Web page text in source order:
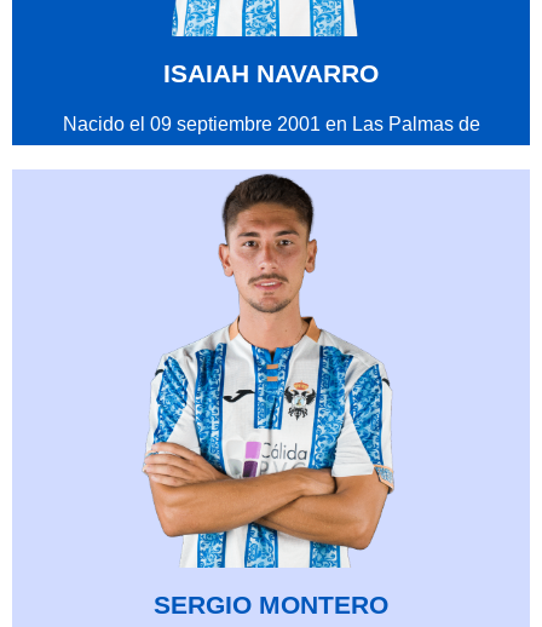
ISAIAH NAVARRO
Nacido el 09 septiembre 2001 en Las Palmas de
SERGIO MONTERO